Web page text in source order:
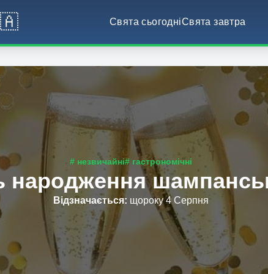
Свята сьогодніСвята завтра
# незвичайні# гастрономічні
народження
Відзначається: щороку 4 Серпня